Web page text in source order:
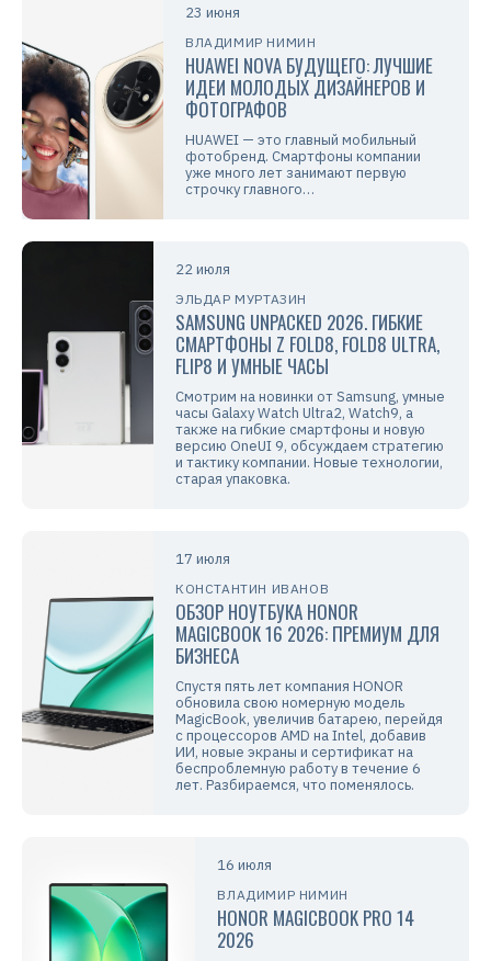
23 июня
ВЛАДИМИР НИМИН
HUAWEI NOVA БУДУЩЕГО: ЛУЧШИЕ
ИДЕИ МОЛОДЫХ ДИЗАЙНЕРОВ И
ФОТОГРАФОВ
HUAWEI — это главный мобильный
фотобренд. Смартфоны компании
уже много лет занимают первую
строчку главного…
22 июля
ЭЛЬДАР МУРТАЗИН
SAMSUNG UNPACKED 2026. ГИБКИЕ
СМАРТФОНЫ Z FOLD8, FOLD8 ULTRA,
FLIP8 И УМНЫЕ ЧАСЫ
Смотрим на новинки от Samsung, умные
часы Galaxy Watch Ultra2, Watch9, а
также на гибкие смартфоны и новую
версию OneUI 9, обсуждаем стратегию
и тактику компании. Новые технологии,
старая упаковка.
17 июля
КОНСТАНТИН ИВАНОВ
ОБЗОР НОУТБУКА HONOR
MAGICBOOK 16 2026: ПРЕМИУМ ДЛЯ
БИЗНЕСА
Спустя пять лет компания HONOR
обновила свою номерную модель
MagicBook, увеличив батарею, перейдя
с процессоров AMD на Intel, добавив
ИИ, новые экраны и сертификат на
беспроблемную работу в течение 6
лет. Разбираемся, что поменялось.
16 июля
ВЛАДИМИР НИМИН
HONOR MAGICBOOK PRO 14
2026